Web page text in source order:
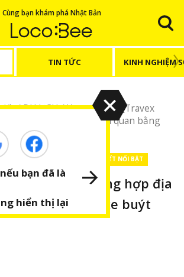
Cùng bạn khám phá Nhật Bản
TIN TỨC KINH NGHIỆM
/DU LỊCH/Yamanashi/ [Travex
Tổng hợp địa điểm tham quan bằng
Địa điểm khác BÀI VIẾT NỔI BẬT
x LocoBee] Tổng hợp địa
quan bằng tour xe buýt
hiển thị lại
bạn đã là